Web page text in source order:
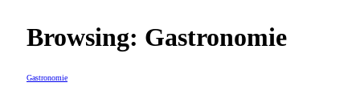
Browsing: Gastronomie
Gastronomie